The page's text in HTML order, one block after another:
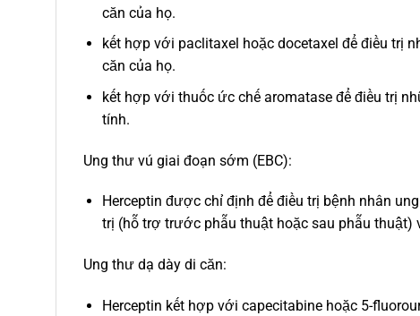
căn của họ.
kết hợp với paclitaxel hoặc docetaxel để điều trị
căn của họ.
kết hợp với thuốc ức chế aromatase để điều trị
tính.
Ung thư vú giai đoạn sớm (EBC):
Herceptin được chỉ định để điều trị bệnh nhân
trị (hỗ trợ trước phẫu thuật hoặc sau phẫu thuật)
Ung thư dạ dày di căn:
Herceptin kết hợp với capecitabine hoặc 5-